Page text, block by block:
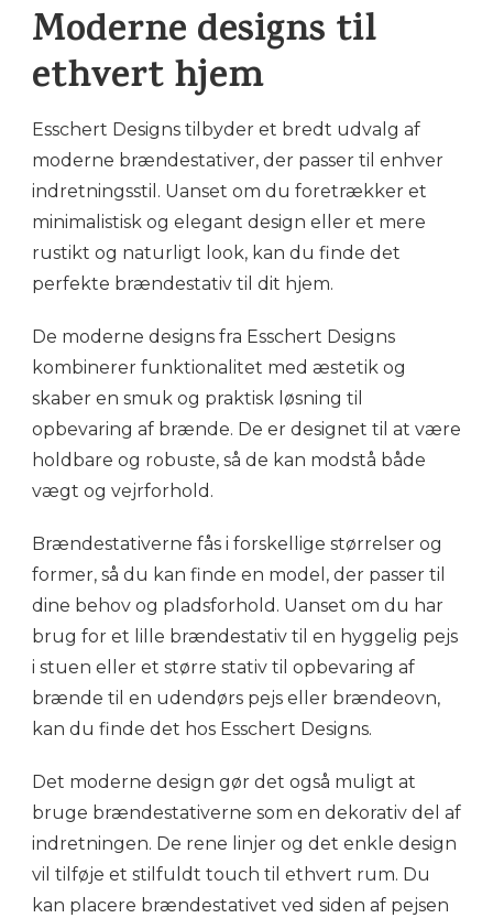
Moderne designs til
ethvert hjem
Esschert Designs tilbyder et bredt udvalg af
moderne brændestativer, der passer til enhver
indretningsstil. Uanset om du foretrækker et
minimalistisk og elegant design eller et mere
rustikt og naturligt look, kan du finde det
perfekte brændestativ til dit hjem.
De moderne designs fra Esschert Designs
kombinerer funktionalitet med æstetik og
skaber en smuk og praktisk løsning til
opbevaring af brænde. De er designet til at være
holdbare og robuste, så de kan modstå både
vægt og vejrforhold.
Brændestativerne fås i forskellige størrelser og
former, så du kan finde en model, der passer til
dine behov og pladsforhold. Uanset om du har
brug for et lille brændestativ til en hyggelig pejs
i stuen eller et større stativ til opbevaring af
brænde til en udendørs pejs eller brændeovn,
kan du finde det hos Esschert Designs.
Det moderne design gør det også muligt at
bruge brændestativerne som en dekorativ del af
indretningen. De rene linjer og det enkle design
vil tilføje et stilfuldt touch til ethvert rum. Du
kan placere brændestativet ved siden af pejsen